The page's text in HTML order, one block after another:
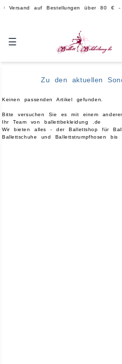
auf Bestellungen über 80 € -
☰
Zu den aktuellen
Keinen passenden Artikel gefunden.
Bitte versuchen Sie es mit einem
Ihr Team von ballettbekleidung .de
Wir bieten alles - der Ballettshop für
Ballettschuhe und Ballettstrumpfhosen bis